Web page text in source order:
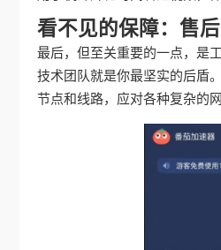
看不见的保障：售
最后，但至关重要的一点，是
技术团队就是你最坚实的后盾
节点和线路，应对各种复杂的